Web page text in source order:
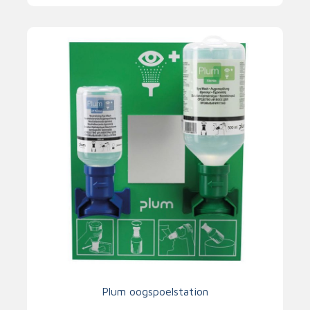
Plum oogspoelstation